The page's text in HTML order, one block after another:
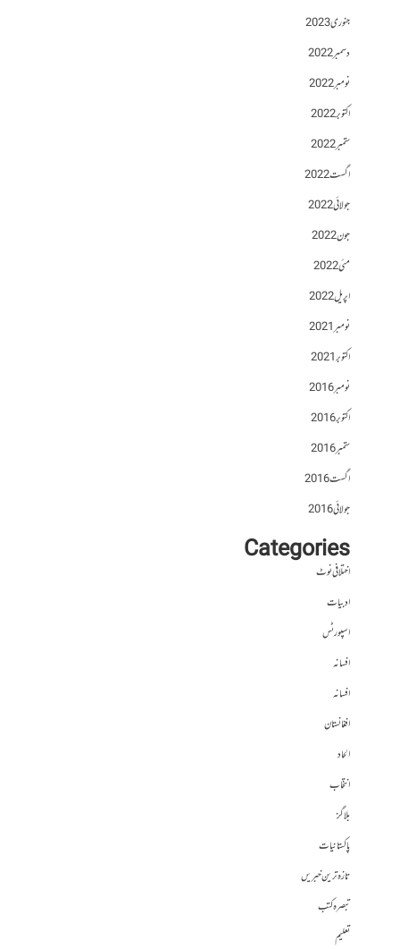
جنوری 2023
دسمبر 2022
نومبر 2022
اکتوبر 2022
ستمبر 2022
اگست 2022
جولائی 2022
جون 2022
مئی 2022
اپریل 2022
نومبر 2021
اکتوبر 2021
نومبر 2016
اکتوبر 2016
ستمبر 2016
اگست 2016
جولائی 2016
Categories
اختلافی نوٹ
ادبیات
اسپورٹس
افسانہ
افسانہ
افغانستان
الحاد
انتخاب
بلاگز
پاکستانیات
تازہ ترین خبریں
تبصرہ کتب
تعلیم